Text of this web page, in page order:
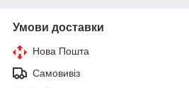
Умови доставки
Нова Пошта
Самовивіз